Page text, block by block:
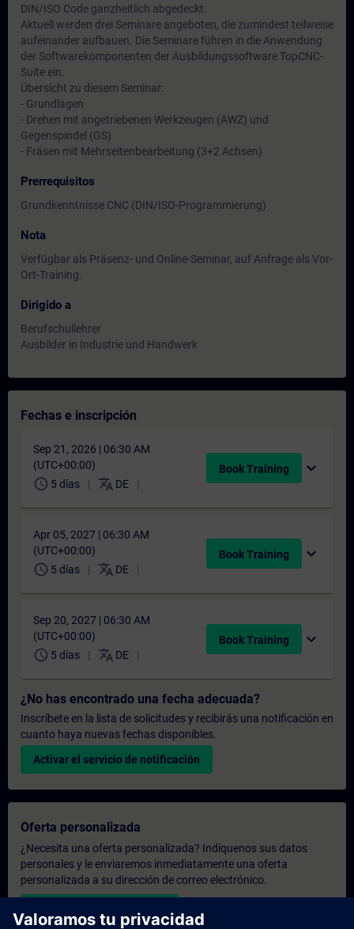
DIN/ISO Code ganzheitlich abgedeckt.
Aktuell werden drei Seminare angeboten, die zumindest teilweise
aufeinander aufbauen. Die Seminare führen in die Anwendung
der Softwarekomponenten der Ausbildungssoftware TopCNC-
Suite ein.
Übersicht zu diesem Seminar:
- Grundlagen
- Drehen mit angetriebenen Werkzeugen (AWZ) und
Gegenspindel (GS)
- Fräsen mit Mehrseitenbearbeitung (3+2 Achsen)
Prerrequisitos
Grundkenntnisse CNC (DIN/ISO-Programmierung)
Nota
Verfügbar als Präsenz- und Online-Seminar, auf Anfrage als Vor-
Ort-Training.
Dirigido a
Berufschullehrer
Ausbilder in Industrie und Handwerk
Fechas e inscripción
Sep 21, 2026 | 06:30 AM
(UTC+00:00)
schedule 5 días translate DE
Book Training expand_more
Apr 05, 2027 | 06:30 AM
(UTC+00:00)
schedule 5 días translate DE
Book Training expand_more
Sep 20, 2027 | 06:30 AM
(UTC+00:00)
schedule 5 días translate DE
Book Training expand_more
¿No has encontrado una fecha adecuada?
Inscríbete en la lista de solicitudes y recibirás una notificación en
cuanto haya nuevas fechas disponibles.
Activar el servicio de notificación
Oferta personalizada
¿Necesita una oferta personalizada? Indíquenos sus datos
personales y le enviaremos inmediatamente una oferta
personalizada a su dirección de correo electrónico.
Enviar una oferta personal